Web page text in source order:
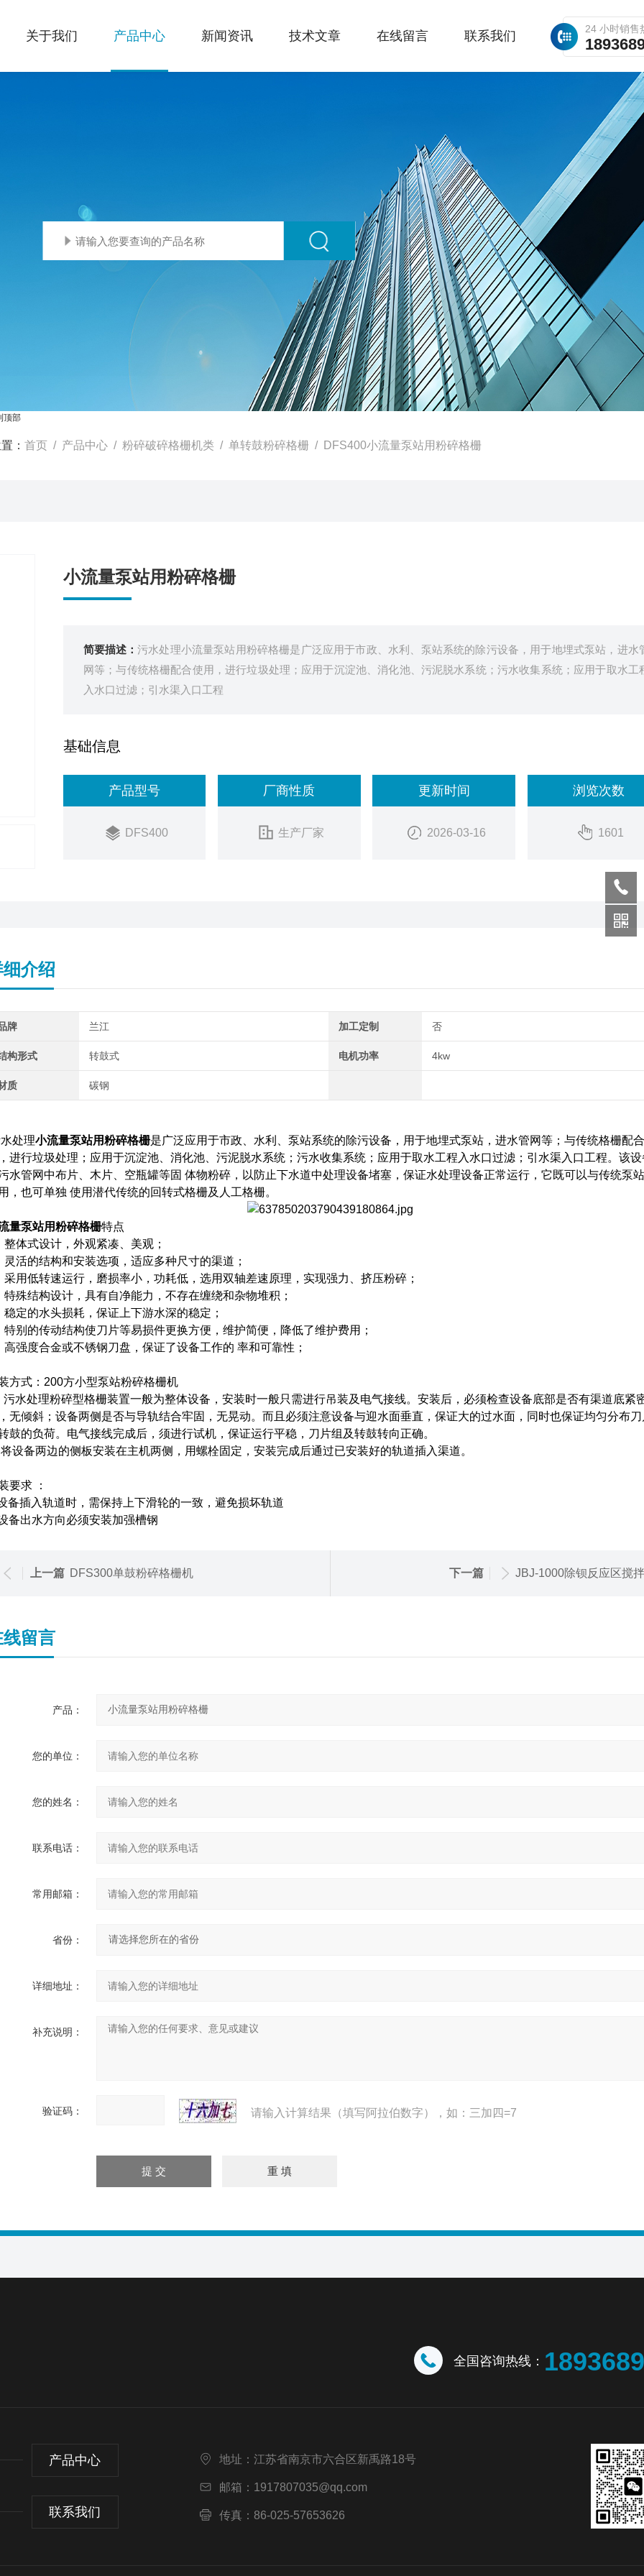
24 小时销售
关于我们 产品中心 新闻资讯 技术文章 在线留言 联系我们
： 首页 / 产品中心 / 粉碎破碎格栅机类 / 单转鼓粉碎格栅 / DFS400小流量泵站用粉碎格栅
小流量泵站用粉碎格栅
简要描述： 污水处理小流量泵站用粉碎格栅是广泛应用于市政、水利、泵站系统的除污设备，用于地埋式泵站，进水
网等；与传统格栅配合使用，进行垃圾处理；应用于沉淀池、消化池、污泥脱水系统；污水收集系统；应用于取水工
入水口过滤；引水渠入口工程
基础信息
产品型号
DFS400
厂商性质
生产厂家
更新时间
2026-03-16
浏览次数
1601
介绍
牌 兰江 加工定制 否
构形式 转鼓式 电机功率 4kw
质 碳钢
处理小流量泵站用粉碎格栅是广泛应用于市政、水利、泵站系统的除污设备，用于地埋式泵站，进水管网等；与传统格栅配
进行垃圾处理；应用于沉淀池、消化池、污泥脱水系统；污水收集系统；应用于取水工程入水口过滤；引水渠入口工程。该
水管网中布片、木片、空瓶罐等固 体物粉碎，以防止下水道中处理设备堵塞，保证水处理设备正常运行，它既可以与传统泵
，也可单独 使用潜代传统的回转式格栅及人工格栅。
量泵站用粉碎格栅特点
整体式设计，外观紧凑、美观；
灵活的结构和安装选项，适应多种尺寸的渠道；
采用低转速运行，磨损率小，功耗低，选用双轴差速原理，实现强力、挤压粉碎；
特殊结构设计，具有自净能力，不存在缠绕和杂物堆积；
稳定的水头损耗，保证上下游水深的稳定；
特别的传动结构使刀片等易损件更换方便，维护简便，降低了维护费用；
高强度合金或不锈钢刀盘，保证了设备工作的 率和可靠性；
方式：200方小型泵站粉碎格栅机
处理粉碎型格栅装置一般为整体设备，安装时一般只需进行吊装及电气接线。安装后，必须检查设备底部是否有渠道底紧
无倾斜；设备两侧是否与导轨结合牢固，无晃动。而且必须注意设备与迎水面垂直，保证大的过水面，同时也保证均匀分布
鼓的负荷。电气接线完成后，须进行试机，保证运行平稳，刀片组及转鼓转向正确。
备两边的侧板安装在主机两侧，用螺栓固定，安装完成后通过已安装好的轨道插入渠道。
要求 ：
备插入轨道时，需保持上下滑轮的一致，避免损坏轨道
备出水方向必须安装加强槽钢
顶部
上一篇 DFS300单鼓粉碎格栅机 下一篇 JBJ-1000除钡反应区搅
线留言
产品：
您的单位：
您的姓名：
联系电话：
常用邮箱：
省份：
详细地址：
补充说明：
验证码： 请输入计算结果（填写阿拉伯数字），如：三加四=7
全国咨询热线：
产品中心
联系我们
地址：江苏省南京市六合区新禹路18号
邮箱：1917807035@qq.com
传真：86-025-57653626